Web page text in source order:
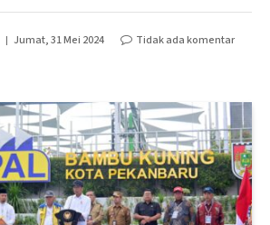
Jumat, 31 Mei 2024
Tidak ada komentar